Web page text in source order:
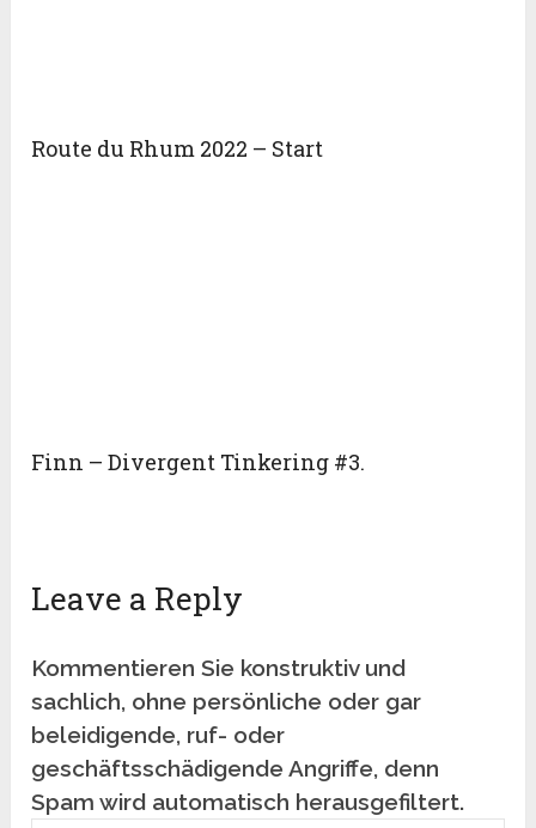
Route du Rhum 2022 – Start
Finn – Divergent Tinkering #3.
Leave a Reply
Kommentieren Sie konstruktiv und
sachlich, ohne persönliche oder gar
beleidigende, ruf- oder
geschäftsschädigende Angriffe, denn
Spam wird automatisch herausgefiltert.